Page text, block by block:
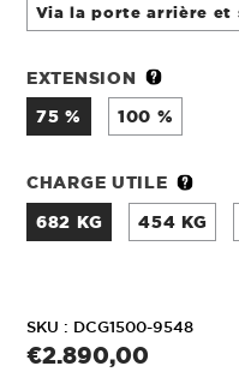
via la porte arrière et
EXTENSION
75 %
100 %
CHARGE UTILE
682 KG
454 KG
SKU : DCG1500-9548
Prix
€2.890,00